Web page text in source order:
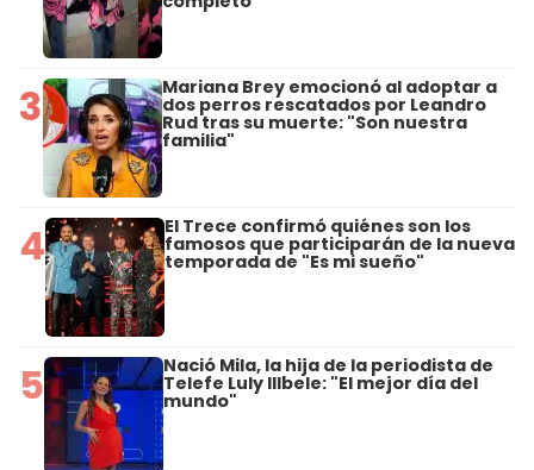
3 Mariana Brey emocionó al adoptar a
dos perros rescatados por Leandro
Rud tras su muerte: "Son nuestra
familia"
4 El Trece confirmó quiénes son los
famosos que participarán de la nueva
temporada de "Es mi sueño"
5 Nació Mila, la hija de la periodista de
Telefe Luly Illbele: "El mejor día del
mundo"